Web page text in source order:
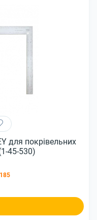
для покрівельних
45-530)